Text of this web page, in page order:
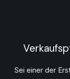
Sei einer der